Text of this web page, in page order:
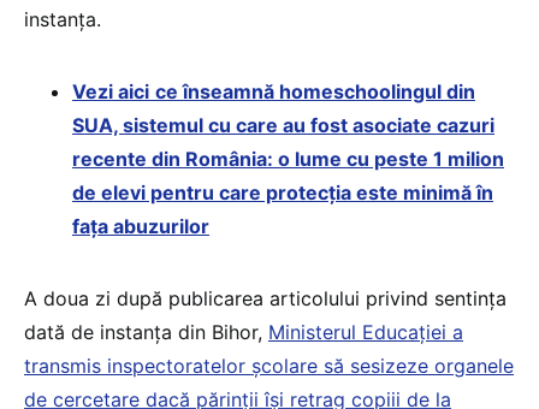
instanța.
Vezi aici ce înseamnă homeschoolingul din
SUA, sistemul cu care au fost asociate cazuri
recente din România: o lume cu peste 1 milion
de elevi pentru care protecția este minimă în
fața abuzurilor
A doua zi după publicarea articolului privind sentința
dată de instanța din Bihor, Ministerul Educației a
transmis inspectoratelor școlare să sesizeze organele
de cercetare dacă părinții își retrag copiii de la